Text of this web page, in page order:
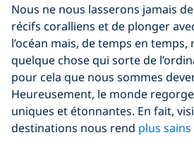
Nous ne nous lasserons jamais
récifs coralliens et de plonger
l’océan mais, de temps en
quelque chose qui sorte de
pour cela que nous sommes
Heureusement, le monde
uniques et étonnantes. En fait,
destinations nous rend plus